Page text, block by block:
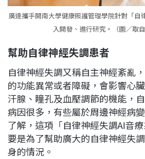
廣達攜手開南大學健康照護管理學院針對「自
入開發、進行研究。（圖／取自
幫助自律神經失調患者
自律神經失調又稱自主神經紊亂
的功能異常或者障礙，會影響心
汗腺、瞳孔及血壓調節的機能，
病因很多，有些屬於周邊神經病
了解，這項「自律神經失調AI音
要是為了幫助廣大的自律神經失
身的情況。